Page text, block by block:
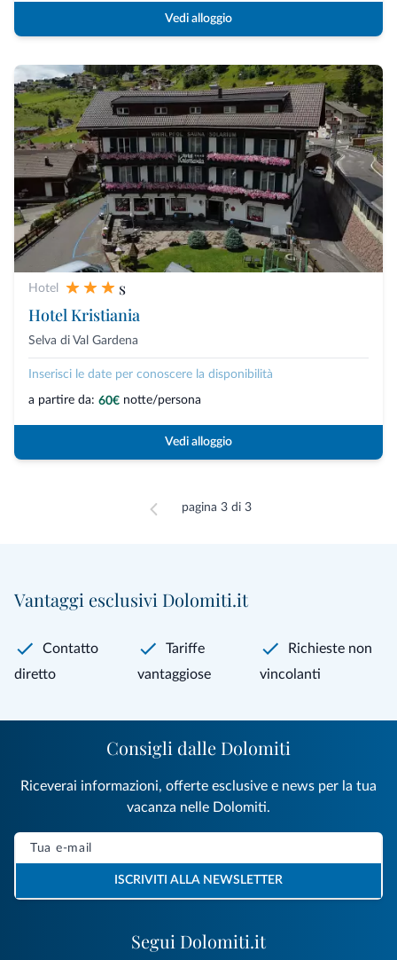
Vedi alloggio
Hotel
s
Hotel Kristiania
Selva di Val Gardena
Inserisci le date per conoscere la disponibilità
a partire da: 60€ notte/persona
Vedi alloggio
pagina 3 di 3
Vantaggi esclusivi Dolomiti.it
Contatto
diretto
Tariffe
vantaggiose
Richieste non
vincolanti
Segui Dolomiti.it
Consigli dalle Dolomiti
Riceverai informazioni, offerte esclusive e news per la tua
vacanza nelle Dolomiti.
ISCRIVITI ALLA NEWSLETTER